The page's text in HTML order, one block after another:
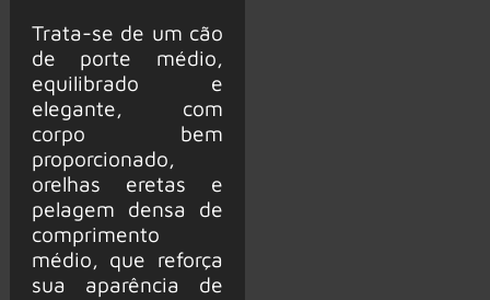
Trata-se de um cão
de porte médio,
equilibrado e
elegante, com
corpo bem
proporcionado,
orelhas eretas e
pelagem densa de
comprimento
médio, que reforça
sua aparência de